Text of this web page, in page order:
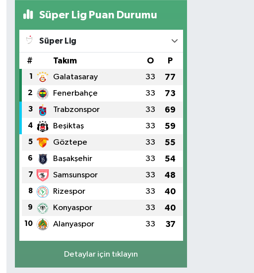
Süper Lig Puan Durumu
Süper Lig
# Takım O P
1 Galatasaray 33 77
2 Fenerbahçe 33 73
3 Trabzonspor 33 69
4 Beşiktaş 33 59
5 Göztepe 33 55
6 Başakşehir 33 54
7 Samsunspor 33 48
8 Rizespor 33 40
9 Konyaspor 33 40
10 Alanyaspor 33 37
Detaylar için tıklayın